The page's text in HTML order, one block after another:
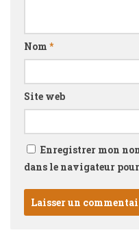
Nom *
Site web
Enregistrer mon
dans le navigateur